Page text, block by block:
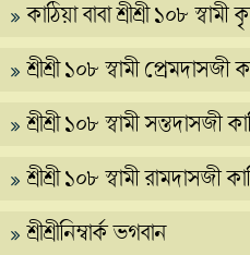
কাঠিয়া বাবা শ্রীশ্রী ১০৮
শ্রীশ্রী ১০৮ স্বামী প্রেমদাসজী
শ্রীশ্রী ১০৮ স্বামী সন্তদাসজী
শ্রীশ্রী ১০৮ স্বামী রামদাসজী
শ্রীশ্রীনিম্বার্ক ভগবান